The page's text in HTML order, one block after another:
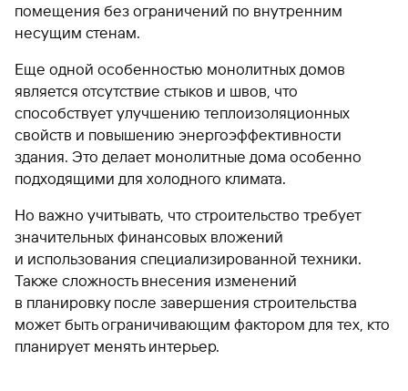
помещения без ограничений по внутренним
несущим стенам.
Еще одной особенностью монолитных домов
является отсутствие стыков и швов, что
способствует улучшению теплоизоляционных
свойств и повышению энергоэффективности
здания. Это делает монолитные дома особенно
подходящими для холодного климата.
Но важно учитывать, что строительство требует
значительных финансовых вложений
и использования специализированной техники.
Также сложность внесения изменений
в планировку после завершения строительства
может быть ограничивающим фактором для тех, кто
планирует менять интерьер.